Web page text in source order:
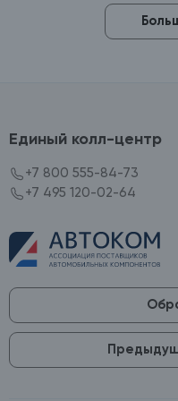
Единый колл-центр
+7 800 555-84-73
+7 495 120-02-64